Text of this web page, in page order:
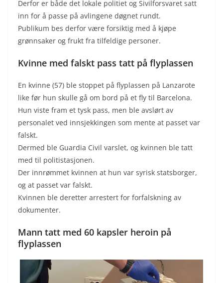
Derfor er både det lokale politiet og Sivilforsvaret satt
inn for å passe på avlingene døgnet rundt.
Publikum bes derfor være forsiktig med å kjøpe
grønnsaker og frukt fra tilfeldige personer.
Kvinne med falskt pass tatt på flyplassen
En kvinne (57) ble stoppet på flyplassen på Lanzarote
like før hun skulle gå om bord på et fly til Barcelona.
Hun viste fram et tysk pass, men ble avslørt av
personalet ved innsjekkingen som mente at passet var
falskt.
Dermed ble Guardia Civil varslet, og kvinnen ble tatt
med til politistasjonen.
Der innrømmet kvinnen at hun var syrisk statsborger,
og at passet var falskt.
Kvinnen ble deretter arrestert for forfalskning av
dokumenter.
Mann tatt med 60 kapsler heroin på
flyplassen